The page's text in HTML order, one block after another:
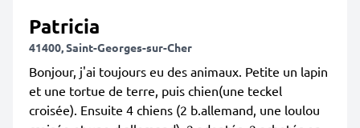
Patricia
41400, Saint-Georges-sur-Cher
Bonjour, j'ai toujours eu des animaux. Petite un lapin
et une tortue de terre, puis chien(une teckel
croisée). Ensuite 4 chiens (2 b.allemand, une loulou